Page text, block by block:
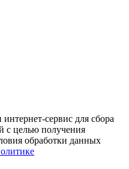
сервис для сбора
с целью получения
обработки данных